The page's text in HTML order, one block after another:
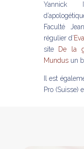
Yannick
Faculté
régulier d’
site
De la
Mundusun
Il est
Pro (Suisse)